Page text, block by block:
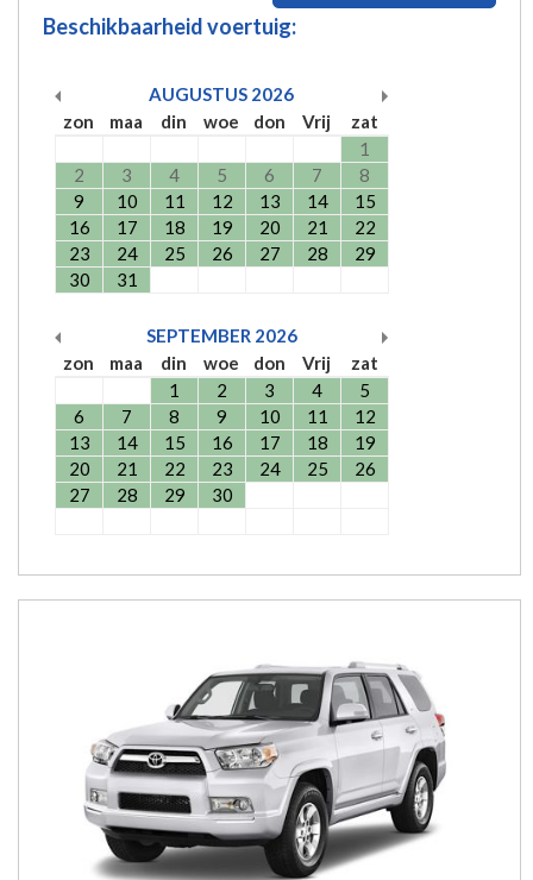
Beschikbaarheid voertuig:
AUGUSTUS 2026
zon
maa din woe don Vrij
zat
1
2
3 4 5 6 7
8
9
10 11 12 13 14
15
16
17 18 19 20 21
22
23
24 25 26 27 28
29
30
31
SEPTEMBER 2026
zon
maa din woe don Vrij
zat
1
2 3 4
5
6
7 8 9 10 11
12
13
14 15 16 17 18
19
20
21 22 23 24 25
26
27
28 29 30